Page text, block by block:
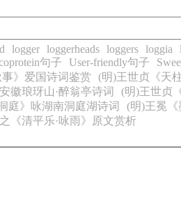
logger loggerheads loggers loggia
句子 User-friendly句子
》爱国诗词鉴赏
(明)王世贞《天
徽琅玡山·醉翁亭诗词
(明)王世贞
庭》咏湖南洞庭湖诗词
(明)王冕
《清平乐·咏雨》原文赏析